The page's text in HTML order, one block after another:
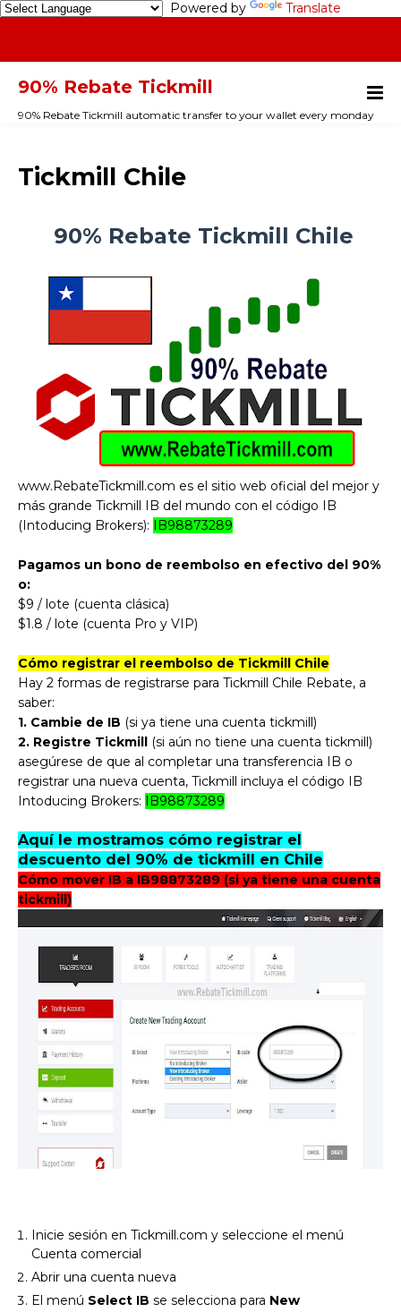
Powered by Translate
90% Rebate Tickmill
90% Rebate Tickmill automatic transfer to your wallet every monday
Tickmill Chile
90% Rebate Tickmill Chile
www.RebateTickmill.com es el sitio web oficial del mejor y
más grande Tickmill IB del mundo con el código IB
(Intoducing Brokers): IB98873289
Pagamos un bono de reembolso en efectivo del 90%
o:
$9 / lote (cuenta clásica)
$1.8 / lote (cuenta Pro y VIP)
Cómo registrar el reembolso de Tickmill Chile
Hay 2 formas de registrarse para Tickmill Chile Rebate, a
saber:
1. Cambie de IB (si ya tiene una cuenta tickmill)
2. Registre Tickmill (si aún no tiene una cuenta tickmill)
asegúrese de que al completar una transferencia IB o
registrar una nueva cuenta, Tickmill incluya el código IB
Intoducing Brokers: IB98873289
Aquí le mostramos cómo registrar el
descuento del 90% de tickmill en Chile
Cómo mover IB a IB98873289 (si ya tiene una cuenta
tickmill)
Inicie sesión en Tickmill.com y seleccione el menú
Cuenta comercial
Abrir una cuenta nueva
El menú Select IB se selecciona para New